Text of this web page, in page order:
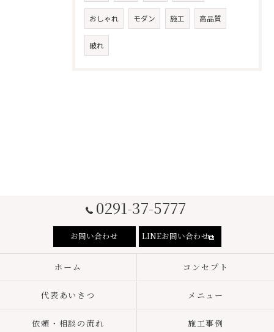
おしゃれ モダン 施工 高品質
破れ
0291-37-5777
お問い合わせ LINEお問い合わせ
ホーム コンセプト
代表あいさつ メニュー
依頼・相談の流れ 施工事例